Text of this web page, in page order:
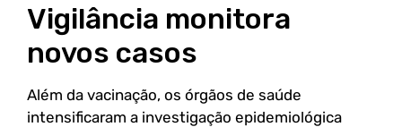
Vigilância monitora
novos casos
Além da vacinação, os órgãos de saúde
intensificaram a investigação epidemiológica